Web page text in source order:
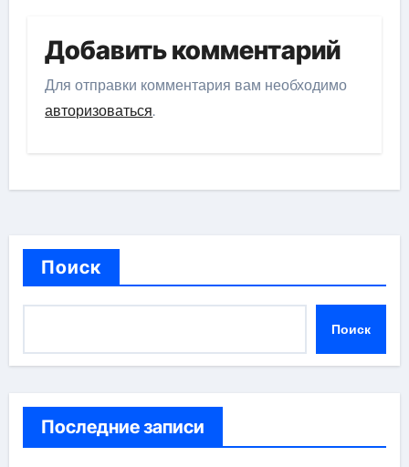
Добавить комментарий
Для отправки комментария вам необходимо
авторизоваться.
Поиск
Поиск
Последние записи